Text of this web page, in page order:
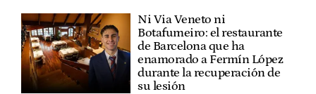
Ni Via Veneto ni
Botafumeiro: el restaurante
de Barcelona que ha
enamorado a Fermín López
durante la recuperación de
su lesión